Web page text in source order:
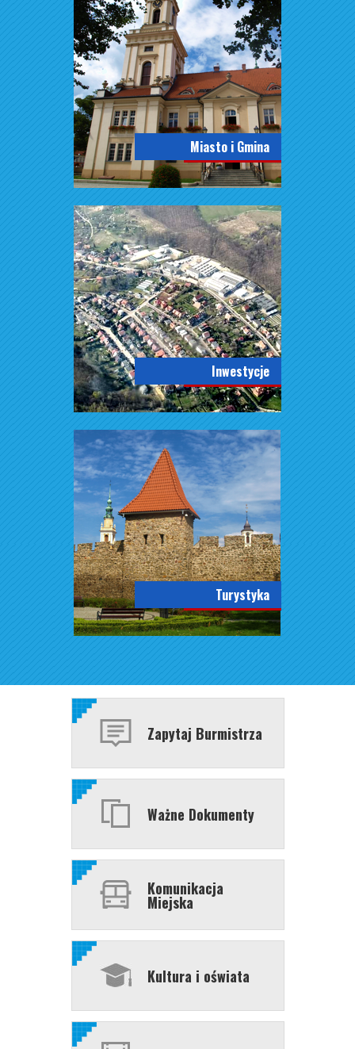
Miasto i Gmina
Inwestycje
Turystyka
Zapytaj Burmistrza
Ważne Dokumenty
Komunikacja
Miejska
Kultura i oświata